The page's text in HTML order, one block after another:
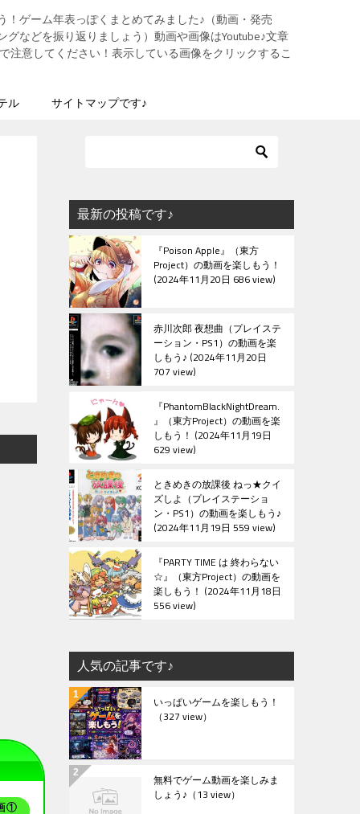
ゲーム年表っぽくまとめてみました♪（動画・発売
などを振り返りましょう）動画や画像はYoutube♪文章
注意してください！表示している画像をクリックするこ
ル サイトマップです♪
①
最新の投稿です♪
『Poison Apple』（東方
Project）の動画を楽しもう！
2024年11月20日 686 view
赤川次郎 夜想曲（プレイステ
ーション・PS1）の動画を楽
しもう♪ 2024年11月20日
707 view
『PhantomBlackNightDream.
』（東方Project）の動画を楽
しもう！ 2024年11月19日
629 view
ときめきの放課後 ねっ★クイ
ズしよ（プレイステーショ
ン・PS1）の動画を楽しもう♪
2024年11月19日 559 view
『PARTY TIME は 終わらない
☆』（東方Project）の動画を
楽しもう！ 2024年11月18日
556 view
人気の記事です♪
いっぱいゲームを楽しもう！
（327 view）
無料でゲーム動画を楽しみま
しょう♪ （13 view）